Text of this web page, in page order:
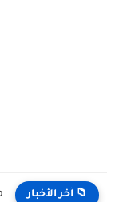
📁 آخر الأخبار